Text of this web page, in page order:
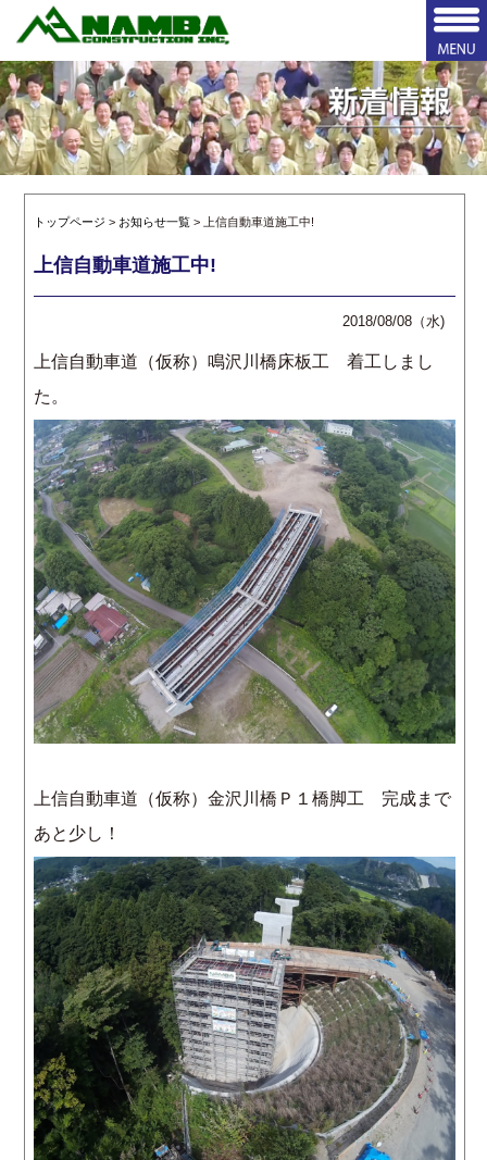
トップページ > お知らせ一覧 > 上信自動車道施工中!
上信自動車道施工中!
2018/08/08（水)
上信自動車道（仮称）鳴沢川橋床板工 着工しまし
た。
上信自動車道（仮称）金沢川橋Ｐ１橋脚工 完成まで
あと少し！